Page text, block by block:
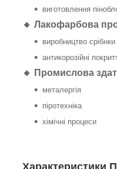
виготовлення
🔸 Лакофарбова
виробництво срібнки
антикорозійні
🔸 Промислова
металергія
піротехніка
хімічні процеси